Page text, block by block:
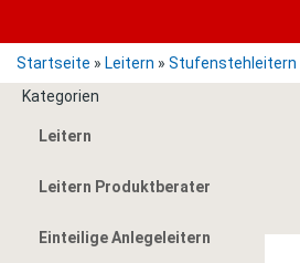
Startseite » Leitern » Stufenstehleitern
Kategorien
Leitern
Leitern Produktberater
Einteilige Anlegeleitern